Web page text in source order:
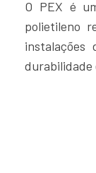
O PEX é
polietileno
durabilidade